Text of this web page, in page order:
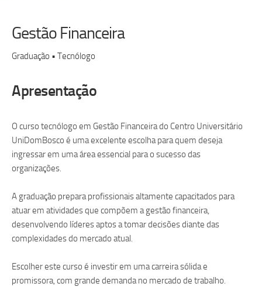
Gestão Financeira
Graduação • Tecnólogo
Apresentação
O curso tecnólogo em Gestão Financeira do Centro Universitário
UniDomBosco é uma excelente escolha para quem deseja
ingressar em uma área essencial para o sucesso das
organizações.
A graduação prepara profissionais altamente capacitados para
atuar em atividades que compõem a gestão financeira,
desenvolvendo líderes aptos a tomar decisões diante das
complexidades do mercado atual.
Escolher este curso é investir em uma carreira sólida e
promissora, com grande demanda no mercado de trabalho.